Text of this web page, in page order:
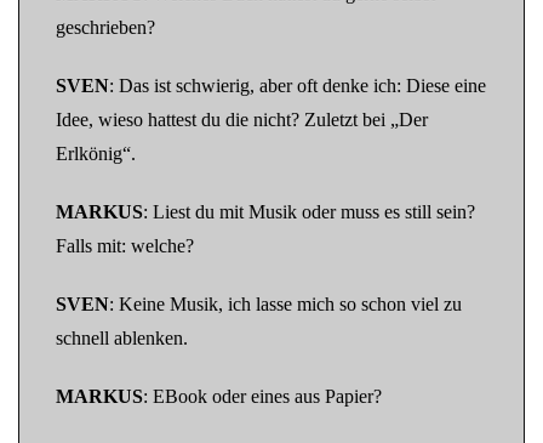
geschrieben?
SVEN: Das ist schwierig, aber oft denke ich: Diese eine
Idee, wieso hattest du die nicht? Zuletzt bei „Der
Erlkönig“.
MARKUS: Liest du mit Musik oder muss es still sein?
Falls mit: welche?
SVEN: Keine Musik, ich lasse mich so schon viel zu
schnell ablenken.
MARKUS: EBook oder eines aus Papier?